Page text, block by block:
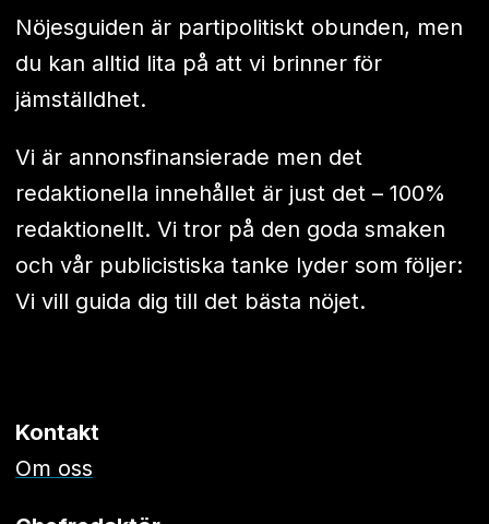
Nöjesguiden är partipolitiskt obunden, men
du kan alltid lita på att vi brinner för
jämställdhet.
Vi är annonsfinansierade men det
redaktionella innehållet är just det – 100%
redaktionellt. Vi tror på den goda smaken
och vår publicistiska tanke lyder som följer:
Vi vill guida dig till det bästa nöjet.
Kontakt
Om oss